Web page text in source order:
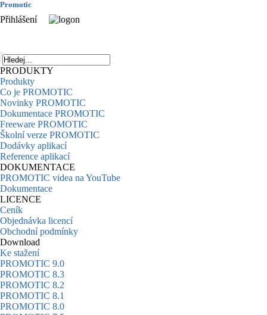
Promotic
Přihlášení
PRODUKTY
Produkty
Co je PROMOTIC
Novinky PROMOTIC
Dokumentace PROMOTIC
Freeware PROMOTIC
Školní verze PROMOTIC
Dodávky aplikací
Reference aplikací
DOKUMENTACE
PROMOTIC videa na YouTube
Dokumentace
LICENCE
Ceník
Objednávka licencí
Obchodní podmínky
Download
Ke stažení
PROMOTIC 9.0
PROMOTIC 8.3
PROMOTIC 8.2
PROMOTIC 8.1
PROMOTIC 8.0